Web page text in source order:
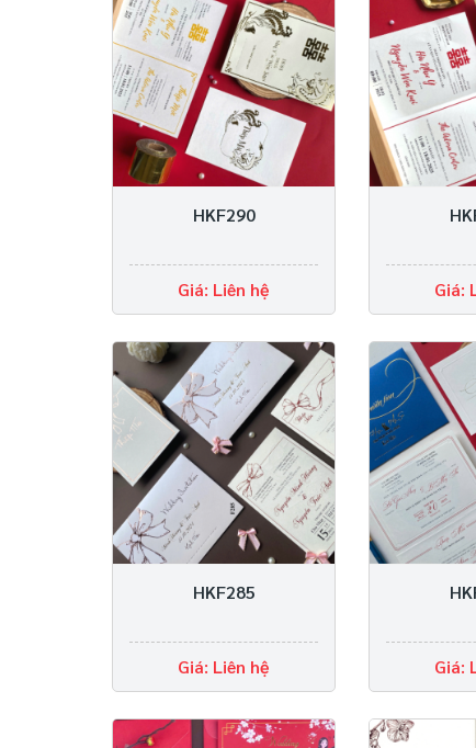
HKF290
Giá: Liên hệ Giá:
HKF285
Giá: Liên hệ Giá: